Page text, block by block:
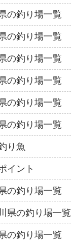
の釣り場一覧
の釣り場一覧
の釣り場一覧
の釣り場一覧
の釣り場一覧
の釣り場一覧
り魚
イント
の釣り場一覧
県の釣り場一覧
の釣り場一覧